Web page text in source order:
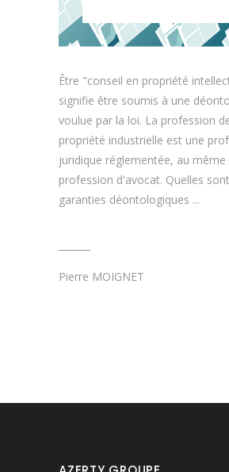
Être "conseil en propriété
signifie être soumis à une
voulue par la loi. La profession
propriété industrielle est une
juridique réglementée, au
profession d'avocat. Quelles
garanties déontologiques
Pierre MOIGNET